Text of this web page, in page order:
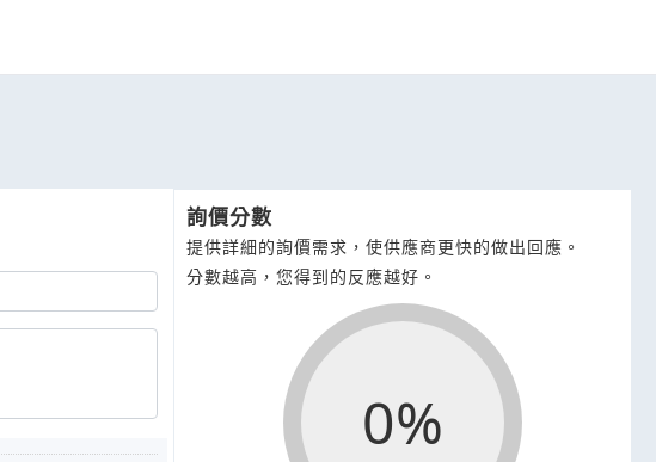
詢價分數
提供詳細的詢價需求，使供應商更快的做出回應。
分數越高，您得到的反應越好。
0%